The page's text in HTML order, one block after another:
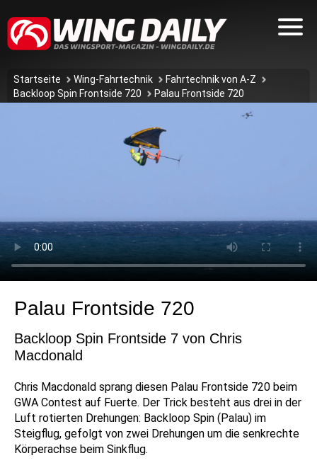
Startseite Wing-Fahrtechnik
Fahrtechnik von A-Z
Backloop Spin Frontside 720
Palau Frontside 720
Palau Frontside 720
Backloop Spin Frontside 7 von Chris
Macdonald
Chris Macdonald sprang diesen Palau Frontside 720 beim
GWA Contest auf Fuerte. Der Trick besteht aus drei in der
Luft rotierten Drehungen: Backloop Spin (Palau) im
Steigflug, gefolgt von zwei Drehungen um die senkrechte
Körperachse beim Sinkflug.